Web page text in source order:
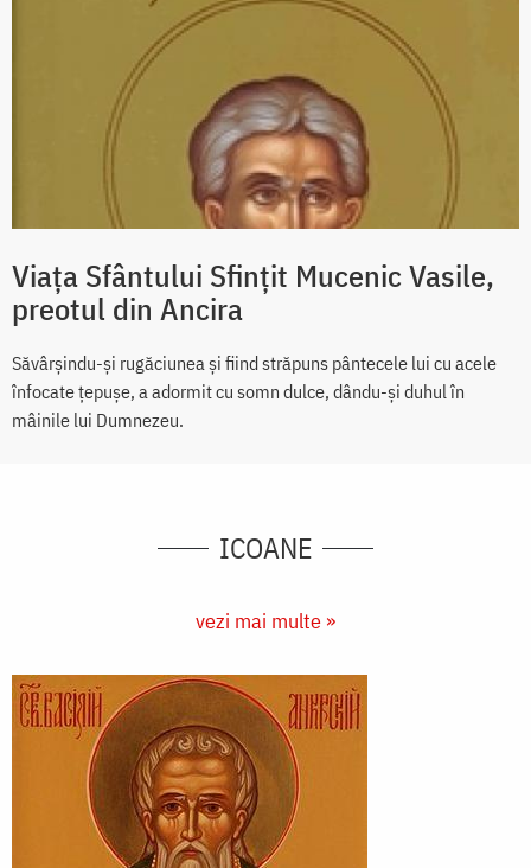
Viața Sfântului Sfințit Mucenic Vasile,
preotul din Ancira
Săvârșindu-și rugăciunea și fiind străpuns pântecele lui cu acele
înfocate țepușe, a adormit cu somn dulce, dându-și duhul în
mâinile lui Dumnezeu.
ICOANE
vezi mai multe »